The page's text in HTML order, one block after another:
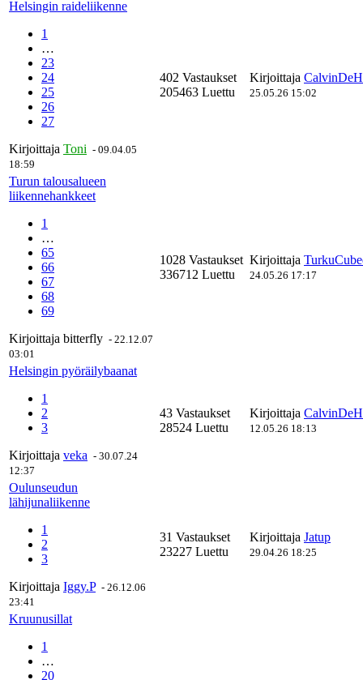
Helsingin raideliikenne
1
…
23
24
25
26
27
Kirjoittaja Toni - 09.04.05
18:59
402 Vastaukset
205463 Luettu
Kirjoittaja
25.05.26 15:02
Turun talousalueen
liikennehankkeet
1
…
65
66
67
68
69
Kirjoittaja bitterfly - 22.12.07
03:01
1028 Vastaukset
336712 Luettu
Kirjoittaja
24.05.26 17:17
Helsingin pyöräilybaanat
1
2
3
Kirjoittaja veka - 30.07.24
12:37
43 Vastaukset
28524 Luettu
Kirjoittaja
12.05.26 18:13
Oulunseudun
lähijunaliikenne
1
2
3
Kirjoittaja Iggy.P - 26.12.06
23:41
31 Vastaukset
23227 Luettu
Kirjoittaja Jatup
29.04.26 18:25
Kruunusillat
1
…
20